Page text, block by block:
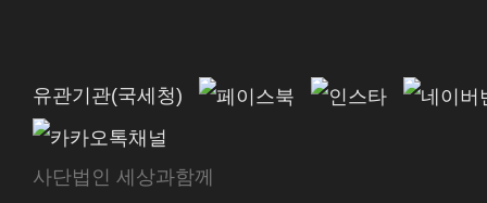
유관기관(국세청)
사단법인 세상과함께